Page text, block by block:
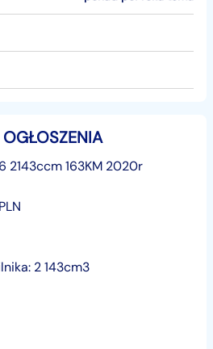
2143ccm 163KM 2020r
2 143cm3